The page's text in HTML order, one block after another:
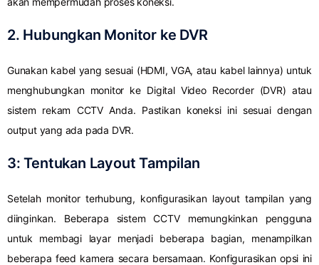
2. Hubungkan Monitor ke DVR
Gunakan kabel yang sesuai (HDMI, VGA, atau kabel lainnya) untuk
menghubungkan monitor ke Digital Video Recorder (DVR) atau
sistem rekam CCTV Anda. Pastikan koneksi ini sesuai dengan
output yang ada pada DVR.
3: Tentukan Layout Tampilan
Setelah monitor terhubung, konfigurasikan layout tampilan yang
diinginkan. Beberapa sistem CCTV memungkinkan pengguna
untuk membagi layar menjadi beberapa bagian, menampilkan
beberapa feed kamera secara bersamaan. Konfigurasikan opsi ini